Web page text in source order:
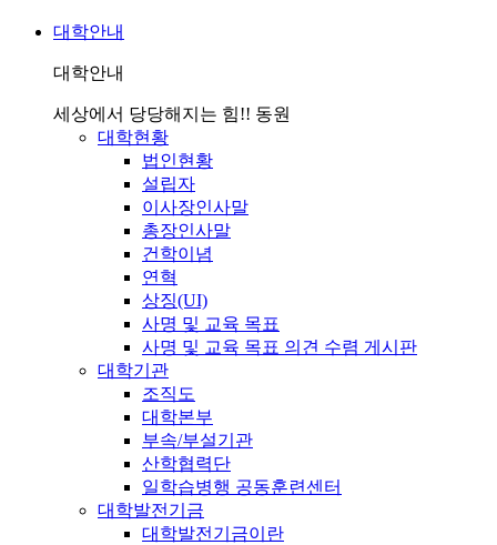
대학안내
대학안내
세상에서 당당해지는 힘!! 동원
대학현황
법인현황
설립자
이사장인사말
총장인사말
건학이념
연혁
상징(UI)
사명 및 교육 목표
사명 및 교육 목표 의견 수렴 게시판
대학기관
조직도
대학본부
부속/부설기관
산학협력단
일학습병행 공동훈련센터
대학발전기금
대학발전기금이란